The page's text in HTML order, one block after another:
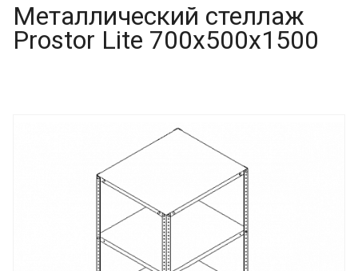
Металлический стеллаж
Prostor Lite 700x500x1500